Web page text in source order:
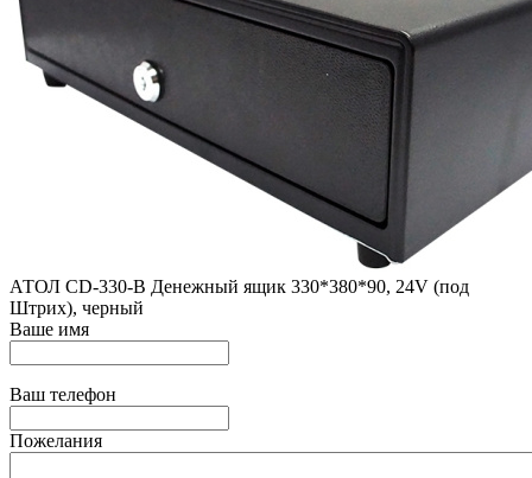
АТОЛ CD-330-B Денежный ящик 330*380*90, 24V (под
Штрих), черный
Ваше имя
Ваш телефон
Пожелания